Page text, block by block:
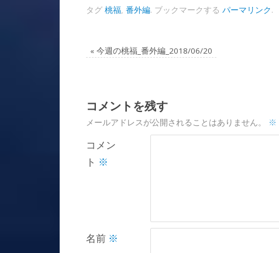
タグ 桃福, 番外編. ブックマークする パーマリンク.
« 今週の桃福_番外編_2018/06/20
コメントを残す
メールアドレスが公開されることはありません。 ※
コメン
ト ※
名前 ※